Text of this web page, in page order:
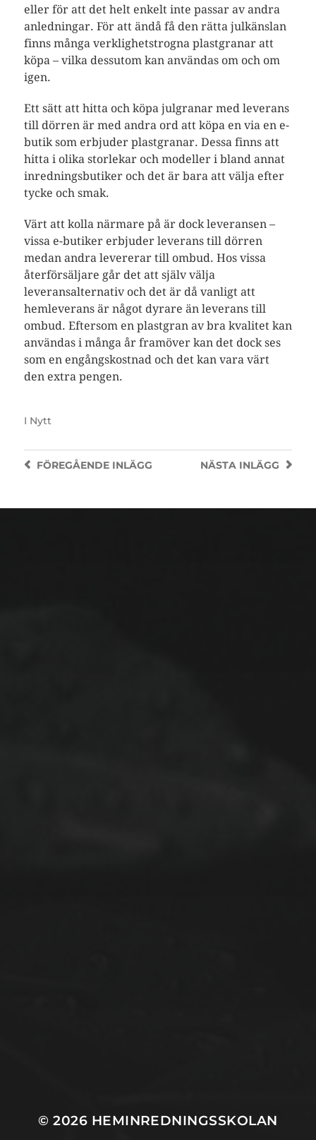
eller för att det helt enkelt inte passar av andra
anledningar. För att ändå få den rätta julkänslan
finns många verklighetstrogna plastgranar att
köpa – vilka dessutom kan användas om och om
igen.
Ett sätt att hitta och köpa julgranar med leverans
till dörren är med andra ord att köpa en via en e-
butik som erbjuder plastgranar. Dessa finns att
hitta i olika storlekar och modeller i bland annat
inredningsbutiker och det är bara att välja efter
tycke och smak.
Värt att kolla närmare på är dock leveransen –
vissa e-butiker erbjuder leverans till dörren
medan andra levererar till ombud. Hos vissa
återförsäljare går det att själv välja
leveransalternativ och det är då vanligt att
hemleverans är något dyrare än leverans till
ombud. Eftersom en plastgran av bra kvalitet kan
användas i många år framöver kan det dock ses
som en engångskostnad och det kan vara värt
den extra pengen.
I Nytt
NÄSTA INLÄGG
FÖREGÅENDEINLÄGG
© 2026 HEMINREDNINGSSKOLAN